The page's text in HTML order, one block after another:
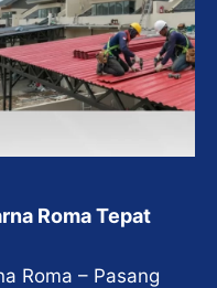
Roma Tepat
Roma – Pasang